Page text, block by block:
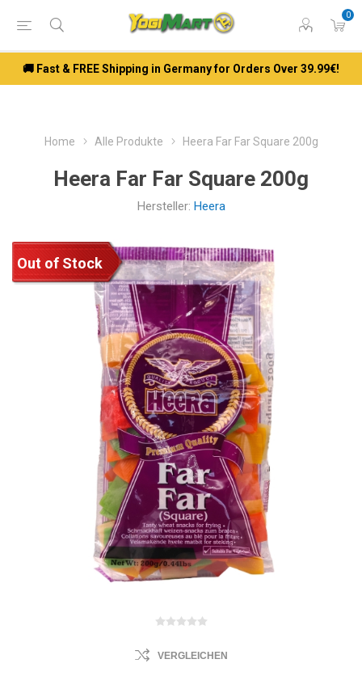
0
🚚 Fast & FREE Shipping in Germany for Orders Over 39.99€!
Home Alle Produkte Heera Far Far Square 200g
Heera Far Far Square 200g
Hersteller: Heera
Out of Stock
VERGLEICHEN